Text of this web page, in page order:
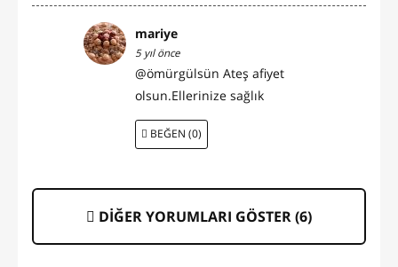
mariye
5 yıl önce
@ömürgülsün Ateş afiyet
olsun.Ellerinize sağlık
BEĞEN (0)
DİĞER YORUMLARI GÖSTER (6)